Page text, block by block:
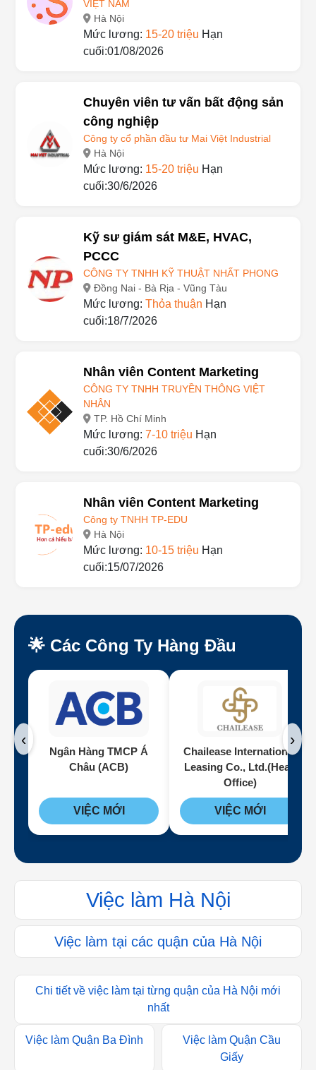
CÔNG TY CỔ PHẦN HỌC VIỆN MARKETING
VIỆT NAM
Hà Nội
Mức lương:15-20 triệu
Chuyên viên tư vấn bất động sản
công nghiệp
Công ty cổ phần đầu tư Mai Việt Industrial
Hà Nội
Mức lương:15-20 triệu
Kỹ sư giám sát M&E, HVAC,
PCCC
CÔNG TY TNHH KỸ THUẬT NHẤT PHONG
Đồng Nai - Bà Rịa - Vũng Tàu
Mức lương:Thỏa thuận
Nhân viên Content Marketing
CÔNG TY TNHH TRUYỀN THÔNG VIỆT
NHÂN
TP. Hồ Chí Minh
Mức lương:7-10 triệu
Nhân viên Content Marketing
Công ty TNHH TP-EDU
Hà Nội
Mức lương:10-15 triệu
🌟 Các Công Ty Hàng Đầu
‹ ›
Ngân Hàng TMCP Á
Chailease International
Leasing Co., Ltd.(Head
Office)
Việc làm Hà Nội
Việc làm tại các quận của Hà Nội
Chi tiết về việc làm tại từng quận của Hà Nội mới
nhất
Việc làm Quận Cầu